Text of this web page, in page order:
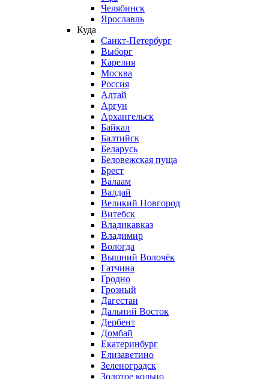
Челябинск
Ярославль
Куда
Санкт-Петербург
Выборг
Карелия
Москва
Россия
Алтай
Аргун
Архангельск
Байкал
Балтийск
Беларусь
Беловежская пуща
Брест
Валаам
Валдай
Великий Новгород
Витебск
Владикавказ
Владимир
Вологда
Вышний Волочёк
Гатчина
Гродно
Грозный
Дагестан
Дальний Восток
Дербент
Домбай
Екатеринбург
Елизаветино
Зеленоградск
Золотое кольцо